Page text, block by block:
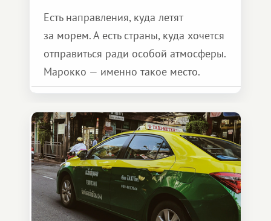
Есть направления, куда летят
за морем. А есть страны, куда хочется
отправиться ради особой атмосферы.
Марокко — именно такое место.